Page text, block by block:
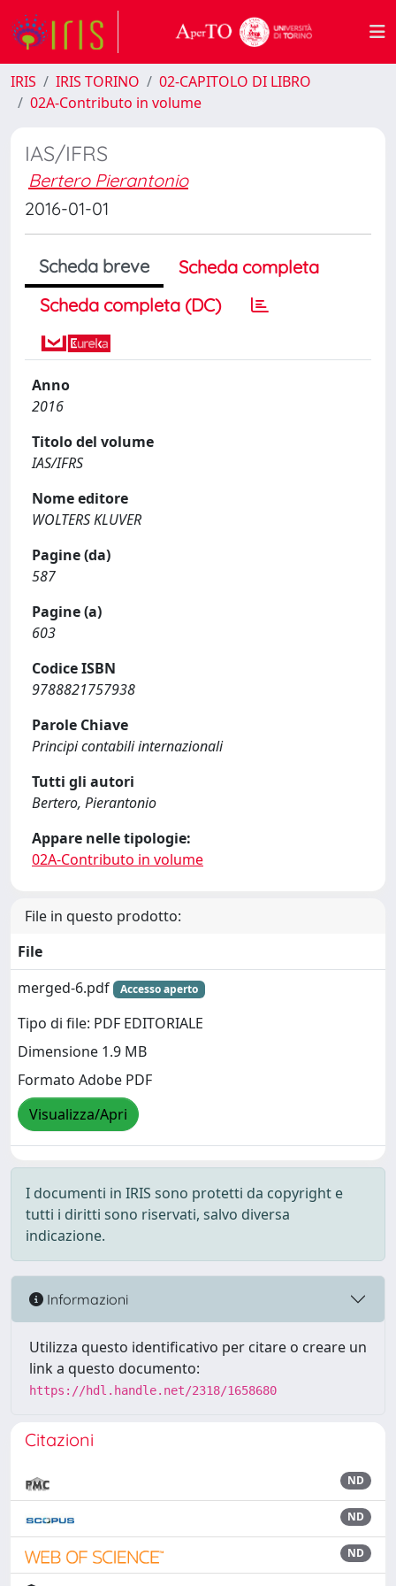
IRIS IRIS TORINO
02-CAPITOLO DI LIBRO
02A-Contributo in volume
IAS/IFRS
Bertero Pierantonio
2016-01-01
Scheda breve
Scheda completa
Scheda completa (DC)
Anno
2016
Titolo del volume
IAS/IFRS
Nome editore
WOLTERS KLUVER
Pagine (da)
587
Pagine (a)
603
Codice ISBN
9788821757938
Parole Chiave
Principi contabili internazionali
Tutti gli autori
Bertero, Pierantonio
Appare nelle tipologie:
02A-Contributo in volume
File in questo prodotto:
File
merged-6.pdf
Accesso aperto
Tipo di file: PDF EDITORIALE
Dimensione 1.9 MB
Formato Adobe PDF
Visualizza/Apri
I documenti in IRIS sono protetti da copyright e
tutti i diritti sono riservati, salvo diversa
indicazione.
Informazioni
Utilizza questo identificativo per citare o creare un
link a questo documento:
https://hdl.handle.net/2318/1658680
Citazioni
ND
ND
ND